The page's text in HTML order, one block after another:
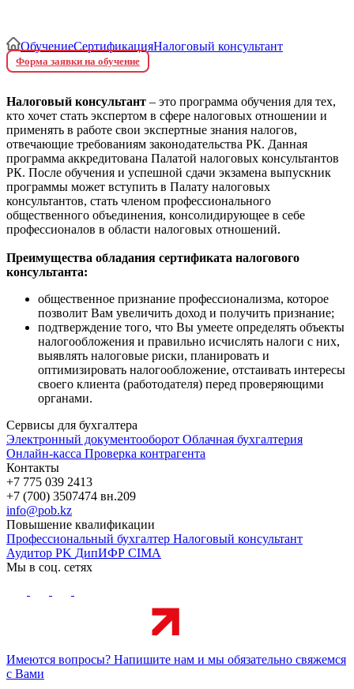
ОбучениеСертификацияНалоговый консультант
Форма заявки на обучение
Налоговый консультант – это программа обучения для тех,
кто хочет стать экспертом в сфере налоговых отношении и
применять в работе свои экспертные знания налогов,
отвечающие требованиям законодательства РК. Данная
программа аккредитована Палатой налоговых консультантов
РК. После обучения и успешной сдачи экзамена выпускник
программы может вступить в Палату налоговых
консультантов, стать членом профессионального
общественного объединения, консолидирующее в себе
профессионалов в области налоговых отношений.
Преимущества обладания сертификата налогового
консультанта:
общественное признание профессионализма, которое
позволит Вам увеличить доход и получить признание;
подтверждение того, что Вы умеете определять объекты
налогообложения и правильно исчислять налоги с них,
выявлять налоговые риски, планировать и
оптимизировать налогообложение, отстаивать интересы
своего клиента (работодателя) перед проверяющими
органами.
Сервисы для бухгалтера
Электронный документооборот Облачная бухгалтерия
Онлайн-касса Проверка контрагента
Контакты
+7 775 039 2413
+7 (700) 3507474 вн.209
info@pob.kz
Повышение квалификации
Профессиональный бухгалтер Налоговый консультант
Аудитор PK ДипИФР CIMA
Мы в соц. сетях
Имеются вопросы? Напишите нам и мы обязательно свяжемся
с Вами